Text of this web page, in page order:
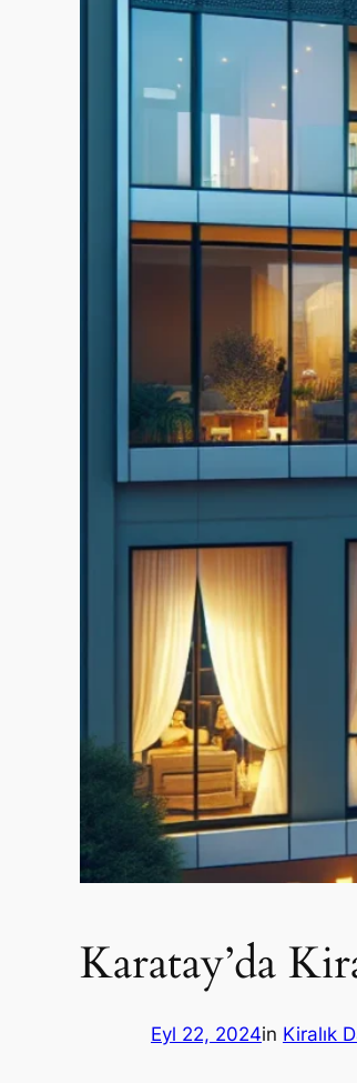
Karatay’da
Eyl 22, 2024in Kiralık